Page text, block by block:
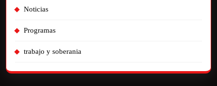
Noticias
Programas
trabajo y soberania